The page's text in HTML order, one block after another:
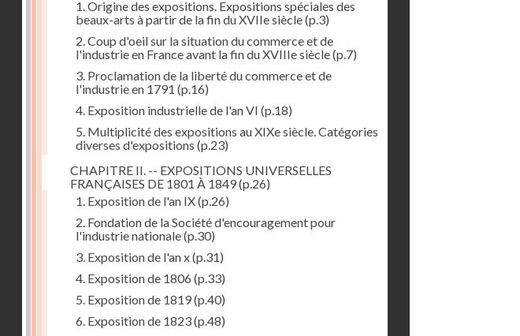
1. Origine des expositions. Expositions spéciales des
beaux-arts à partir de la fin du XVIIe siècle(p.3)
2. Coup d'oeil sur la situation du commerce et de
l'industrie en France avant la fin du XVIIIe siècle(p.7)
3. Proclamation de la liberté du commerce et de
l'industrie en 1791 (p.16)
4. Exposition industrielle de l'an VI (p.18)
5. Multiplicité des expositions au XIXe siècle. Catégories
diverses d'expositions (p.23)
CHAPITRE II. -- EXPOSITIONS UNIVERSELLES
FRANÇAISES DE 1801 À 1849(p.26)
1. Exposition de l'an IX(p.26)
2. Fondation de la Société d'encouragement pour
l'industrie nationale(p.30)
3. Exposition de l'an x(p.31)
4. Exposition de 1806 (p.33)
5. Exposition de 1819(p.40)
6. Exposition de 1823(p.48)